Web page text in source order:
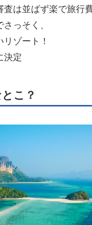
査は並ばず楽で旅行
っそく、
ゾート！
決定
こ？